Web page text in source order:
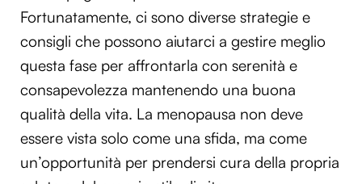
Fortunatamente, ci sono diverse strategie e
consigli che possono aiutarci a gestire meglio
questa fase per affrontarla con serenità e
consapevolezza mantenendo una buona
qualità della vita. La menopausa non deve
essere vista solo come una sfida, ma come
un’opportunità per prendersi cura della propria